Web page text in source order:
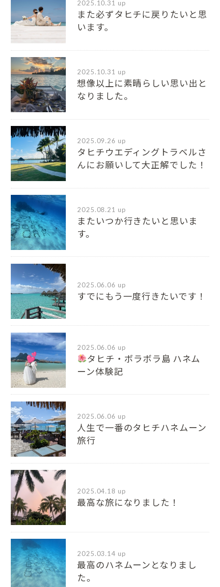
2025.10.31 up
また必ずタヒチに戻りたいと思
います。
2025.10.31 up
想像以上に素晴らしい思い出と
なりました。
2025.09.26 up
タヒチウエディングトラベルさ
んにお願いして大正解でした！
2025.08.21 up
またいつか行きたいと思いま
す。
2025.06.06 up
すでにもう一度行きたいです！
2025.06.06 up
タヒチ・ボラボラ島 ハネム
ーン体験記
2025.06.06 up
人生で一番のタヒチハネムーン
旅行
2025.04.18 up
最高な旅になりました！
2025.03.14 up
最高のハネムーンとなりまし
た。